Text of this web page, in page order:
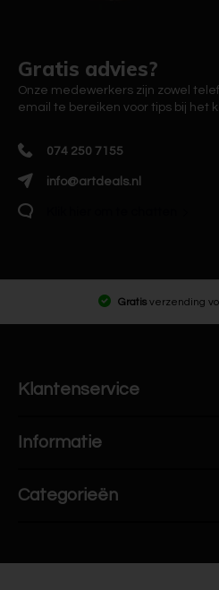
Gratis advies?
Onze medewerkers zijn zowel
email te bereiken voor tips bij het
074 250 7155
info@artdeals.nl
Gratis verzending
Klantenservice
Informatie
Categorieën